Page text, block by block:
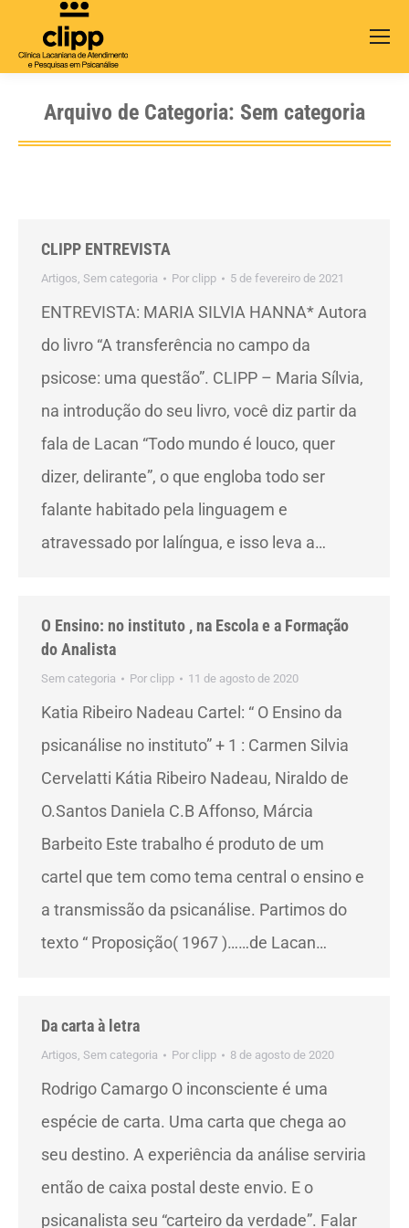
Arquivo de Categoria: Sem categoria
CLIPP ENTREVISTA
Artigos, Sem categoria Por clipp 5 de fevereiro de 2021
ENTREVISTA: MARIA SILVIA HANNA* Autora
do livro “A transferência no campo da
psicose: uma questão”. CLIPP – Maria Sílvia,
na introdução do seu livro, você diz partir da
fala de Lacan “Todo mundo é louco, quer
dizer, delirante”, o que engloba todo ser
falante habitado pela linguagem e
atravessado por lalíngua, e isso leva a…
O Ensino: no instituto , na Escola e a Formação
do Analista
Sem categoria Por clipp 11 de agosto de 2020
Katia Ribeiro Nadeau Cartel: “ O Ensino da
psicanálise no instituto” + 1 : Carmen Silvia
Cervelatti Kátia Ribeiro Nadeau, Niraldo de
O.Santos Daniela C.B Affonso, Márcia
Barbeito Este trabalho é produto de um
cartel que tem como tema central o ensino e
a transmissão da psicanálise. Partimos do
texto “ Proposição( 1967 )……de Lacan…
Da carta à letra
Artigos, Sem categoria Por clipp 8 de agosto de 2020
Rodrigo Camargo O inconsciente é uma
espécie de carta. Uma carta que chega ao
seu destino. A experiência da análise serviria
então de caixa postal deste envio. E o
psicanalista seu “carteiro da verdade”. Falar